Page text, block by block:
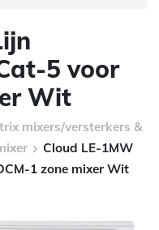
5 voor
Wit
mixers/versterkers &
Cloud LE-1MW
1 zone mixer Wit